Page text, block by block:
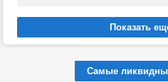
Самые